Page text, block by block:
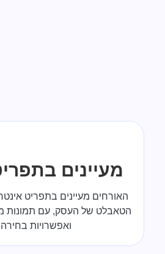
מעיינים
האורחים מעיינים בתפריט
הטאבלט של העסק, עם תמונות
ואפשרויות